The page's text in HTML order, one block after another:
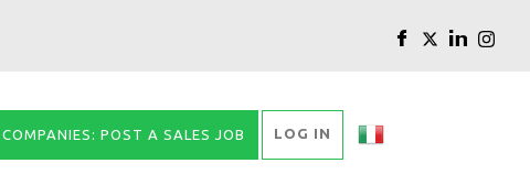
COMPANIES: POST A SALES JOB LOG IN